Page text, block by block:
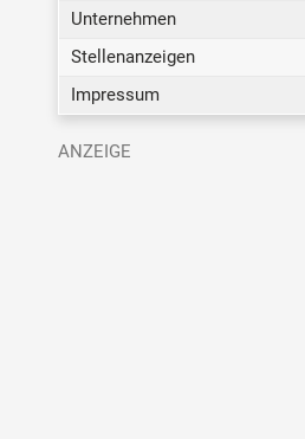
Unternehmen
Stellenanzeigen
Impressum